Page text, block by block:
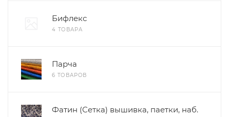
Бифлекс
4 ТОВАРА
Парча
6 ТОВАРОВ
Фатин (Сетка) вышивка, паетки, наб.